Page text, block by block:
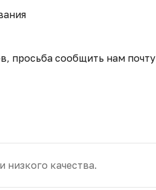
просьба сообщить нам почту
низкого качества.